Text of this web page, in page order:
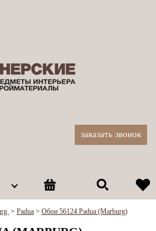
заказать звонок
> Padua > Обои 56124 Padua (Marburg)